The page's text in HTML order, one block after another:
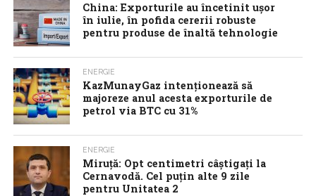
China: Exporturile au încetinit ușor
în iulie, în pofida cererii robuste
pentru produse de înaltă tehnologie
ENERGIE
KazMunayGaz intenționează să
majoreze anul acesta exporturile de
petrol via BTC cu 31%
ENERGIE
Miruță: Opt centimetri câștigați la
Cernavodă. Cel puțin alte 9 zile
pentru Unitatea 2